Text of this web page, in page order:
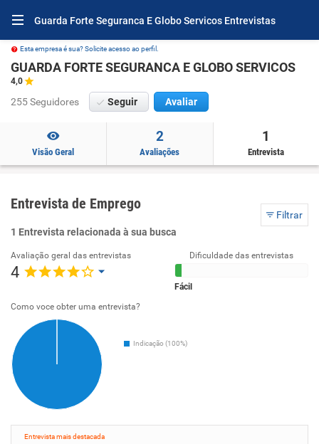
Guarda Forte Seguranca E Globo Servicos Entrevistas
Esta empresa é sua? Solicite acesso ao perfil.
GUARDA FORTE SEGURANCA E GLOBO SERVICOS
4,0
255 Seguidores Seguir Avaliar
Visão Geral
2
Avaliações
1
Entrevista
Entrevista de Emprego
Filtrar
1 Entrevista relacionada à sua busca
Avaliação geral das entrevistas
4
Dificuldade das entrevistas
Fácil
Como voce obter uma entrevista?
Indicação (100%)
Entrevista mais destacada